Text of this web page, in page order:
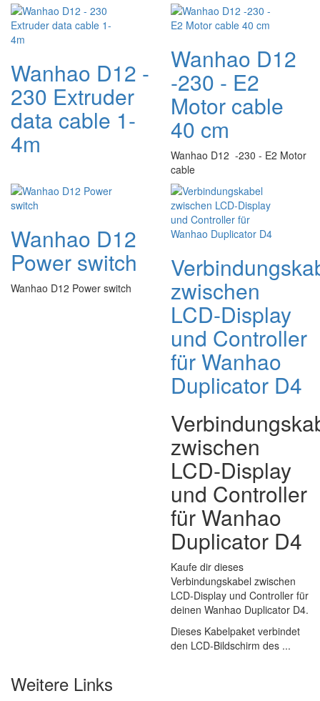
Wanhao D12 -
230 Extruder
data cable 1-
4m
Wanhao D12
-230 - E2
Motor cable
40 cm
Wanhao D12 -230 - E2 Motor
cable
Wanhao D12
Power switch
Wanhao D12 Power switch zwischen
LCD-Display
und Controller
für Wanhao
Duplicator D4
zwischen
LCD-Display
und Controller
für Wanhao
Duplicator D4
Kaufe dir dieses
Verbindungskabel zwischen
LCD-Display und Controller für
deinen Wanhao Duplicator D4.
Dieses Kabelpaket verbindet
den LCD-Bildschirm des ...
Weitere Links